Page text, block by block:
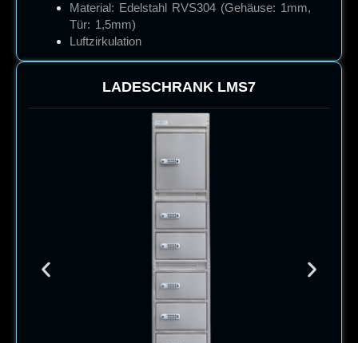
Material: Edelstahl RVS304 (Gehäuse: 1mm,
Tür: 1,5mm)
Luftzirkulation
LADESCHRANK LMS7